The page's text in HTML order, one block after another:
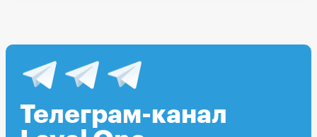
Телеграм-канал